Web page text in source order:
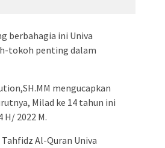
berbahagia ini Univa
tokoh penting dalam
mengucapkan
Milad ke 14 tahun ini
2022 M.
Al-Quran Univa